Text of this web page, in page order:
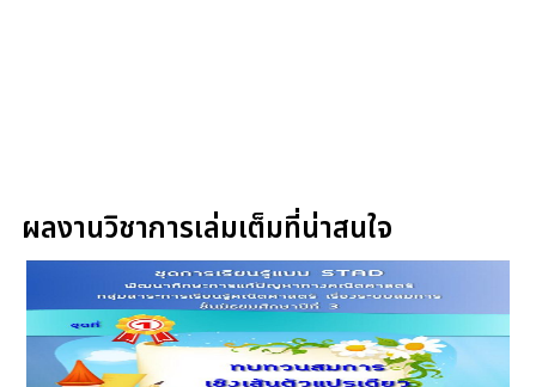
ผลงานวิชาการเล่มเต็มที่น่าสนใจ